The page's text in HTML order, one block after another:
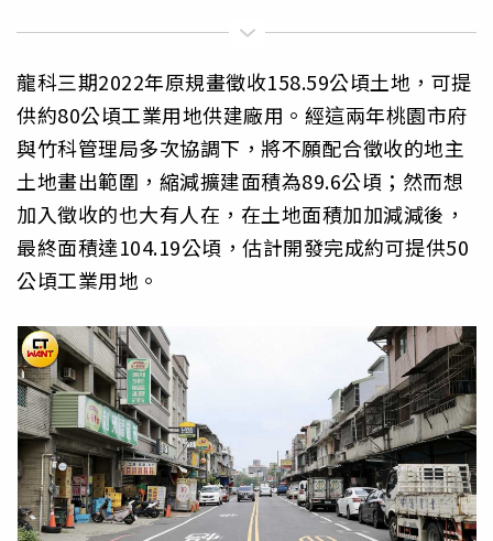
龍科三期2022年原規畫徵收158.59公頃土地，可提
供約80公頃工業用地供建廠用。經這兩年桃園市府
與竹科管理局多次協調下，將不願配合徵收的地主
土地畫出範圍，縮減擴建面積為89.6公頃；然而想
加入徵收的也大有人在，在土地面積加加減減後，
最終面積達104.19公頃，估計開發完成約可提供50
公頃工業用地。